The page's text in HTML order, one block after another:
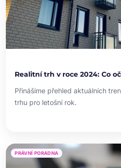
Realitní trh v roce 2024: Co
Přinášíme přehled aktuálních
trhu pro letošní rok.
PRÁVNÍ PORADNA